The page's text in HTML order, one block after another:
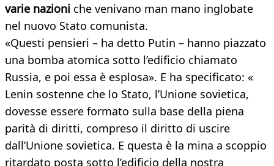
varie nazioni che venivano man mano inglobate
nel nuovo Stato comunista.
«Questi pensieri – ha detto Putin – hanno piazzato
una bomba atomica sotto l’edificio chiamato
Russia, e poi essa è esplosa». E ha specificato: «
Lenin sostenne che lo Stato, l’Unione sovietica,
dovesse essere formato sulla base della piena
parità di diritti, compreso il diritto di uscire
dall’Unione sovietica. E questa è la mina a scoppio
ritardato posta sotto l’edificio della nostra